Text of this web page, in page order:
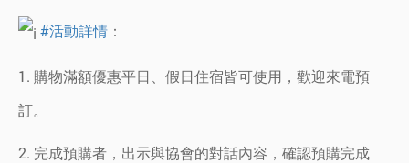
#活動詳情 ：
1. 購物滿額優惠平日、假日住宿皆可使用，歡迎來電預
訂。
2. 完成預購者，出示與協會的對話內容，確認預購完成